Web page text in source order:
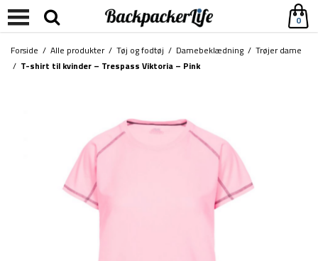
0
Forside / Alle produkter/ Tøj og fodtøj / Damebeklædning / Trøjer dame
/ T-shirt til kvinder – Trespass Viktoria – Pink